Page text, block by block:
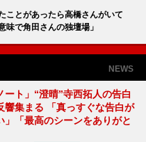
ことがあったら高橋さんがいて
味で角田さんの独壇場」
NEWS
ート」“澄晴”寺西拓人の告白
響集まる 「真っすぐな告白が
」「最高のシーンをありがと